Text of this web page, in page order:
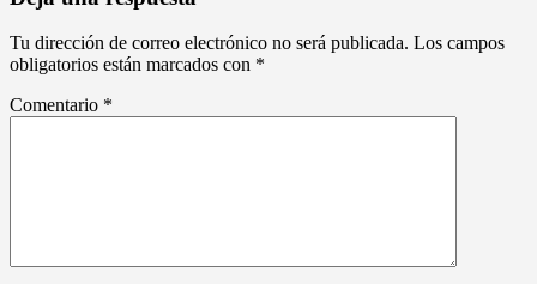
Tu dirección de correo electrónico no será publicada. Los campos
obligatorios están marcados con *
Comentario *